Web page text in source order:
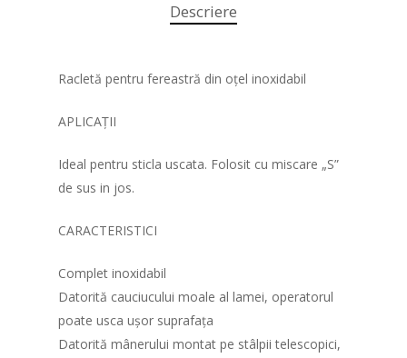
Descriere
Racletă pentru fereastră din oțel inoxidabil
APLICAȚII
Ideal pentru sticla uscata. Folosit cu miscare „S”
de sus in jos.
CARACTERISTICI
Complet inoxidabil
Datorită cauciucului moale al lamei, operatorul
poate usca ușor suprafața
Datorită mânerului montat pe stâlpii telescopici,
Acasa
Produse